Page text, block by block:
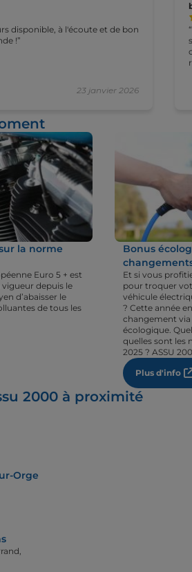
23 janvier 2026
disponible, à l'écoute et de bon
!
la norme
Euro 5 + est
depuis le
d’abaisser le
de tous les
Bonus
Et si vous
pour troquer
véhicule
? Cette année
changement
écologique.
quelles sont les
2025 ? ASSU
Plus d'info
2000 à proximité
Orge